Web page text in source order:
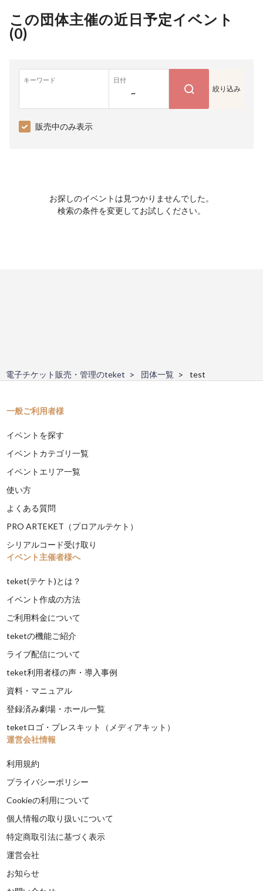
この団体主催の近日予定イベント
(0)
キーワード 日付
~ 絞り込み
販売中のみ表示
お探しのイベントは見つかりませんでした。
検索の条件を変更してお試しください。
電子チケット販売・管理のteket 団体一覧 test
一般ご利用者様
イベントを探す
イベントカテゴリ一覧
イベントエリア一覧
使い方
よくある質問
PRO ARTEKET（プロアルテケト）
シリアルコード受け取り
イベント主催者様へ
teket(テケト)とは？
イベント作成の方法
ご利用料金について
teketの機能ご紹介
ライブ配信について
teket利用者様の声・導入事例
資料・マニュアル
登録済み劇場・ホール一覧
teketロゴ・プレスキット（メディアキット）
運営会社情報
利用規約
プライバシーポリシー
Cookieの利用について
個人情報の取り扱いについて
特定商取引法に基づく表示
運営会社
お知らせ